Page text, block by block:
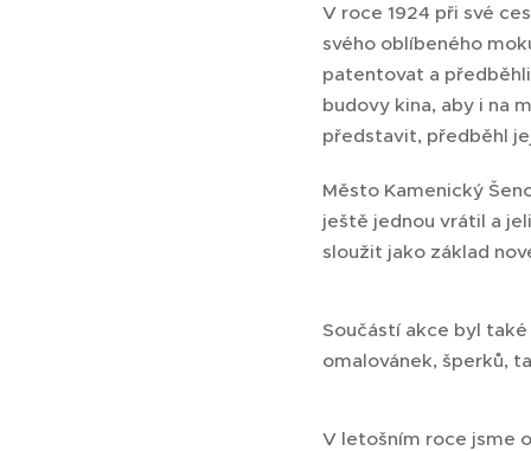
V roce 1924 při své
svého oblíbeného
patentovat a
budovy kina, aby i na
představit, předběhl
Město Kamenický
ještě jednou vrátil a
sloužit jako základ
Součástí akce byl
omalovánek, šperků,
V letošním roce jsme